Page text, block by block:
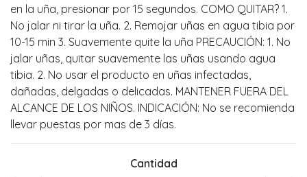
en la uña, presionar por 15 segundos. COMO QUITAR? 1.
No jalar ni tirar la uña. 2. Remojar uñas en agua tibia por
10-15 min 3. Suavemente quite la uña PRECAUCIÓN: 1. No
jalar uñas, quitar suavemente las uñas usando agua
tibia. 2. No usar el producto en uñas infectadas,
dañadas, delgadas o delicadas. MANTENER FUERA DEL
ALCANCE DE LOS NIÑOS. INDICACIÓN: No se recomienda
llevar puestas por mas de 3 días.
Cantidad